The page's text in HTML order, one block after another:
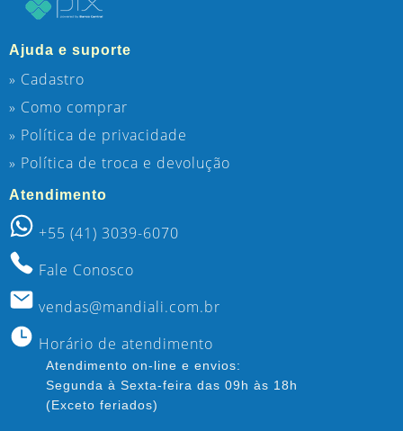
Ajuda e suporte
» Cadastro
» Como comprar
» Política de privacidade
» Política de troca e devolução
Atendimento
+55 (41) 3039-6070
Fale Conosco
vendas@mandiali.com.br
Horário de atendimento
Atendimento on-line e envios:
Segunda à Sexta-feira das 09h às 18h
(Exceto feriados)